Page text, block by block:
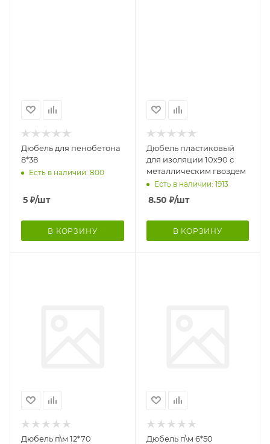
Дюбель для пенобетона
8*38
Есть в наличии: 800
5 ₽/шт
В КОРЗИНУ
Дюбель пластиковый
для изоляции 10х90 с
металлическим гвоздем
Есть в наличии: 1913
8.50 ₽/шт
В КОРЗИНУ
Дюбель п\м 12*70
Дюбель п\м 6*50